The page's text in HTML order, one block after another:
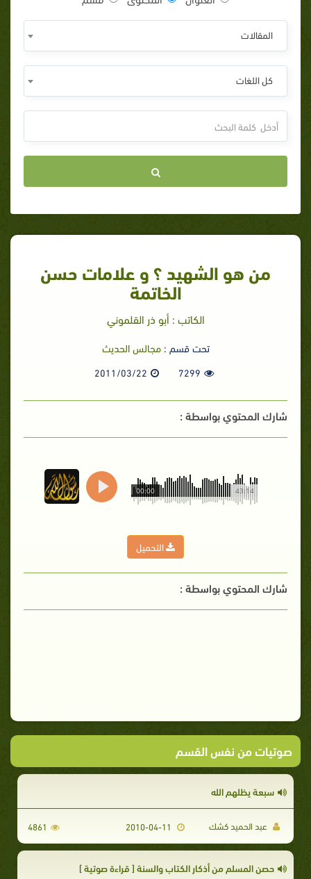
المقالات
كل اللغات
من هو الشهيد ؟ و علامات حسن
الخاتمة
الكاتب : أبو ذر القلموني
تحت قسم :مجالس الحديث
7299
2011/03/22
شارك المحتوي بواسطة :
43:14
00:00
التحميل
شارك المحتوي بواسطة :
صوتيات من نفس القسم
سبعة يظلهم الله
عبد الحميد كشك 4861
حصن المسلم من أذكار الكتاب والسنة [ قراءة صوتية ]